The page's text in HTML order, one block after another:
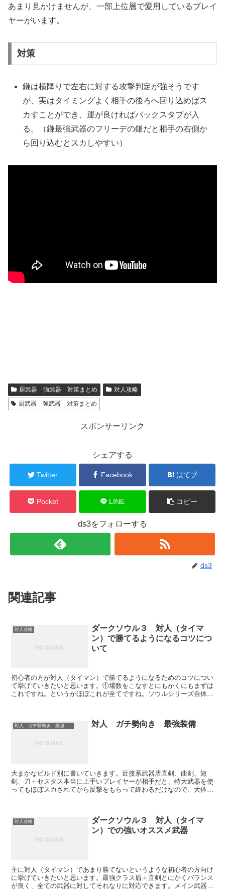
あまり見かけませんが、一部上位層で愛用しているプレイ
ヤーがいます。
対策
鎌は横降りで左右に対する攻撃判定が強そうです
が、実はタイミングよく相手の後ろへ回り込めばス
カすことができ、運が良ければバックスタブが入
る。（鎌最強武器のフリーデの鎌だと相手の右側か
ら回り込むとスカしやすい）
厨武器 強武器 対策まとめ
対人攻略
厨武器 強武器 対策まとめ
スポンサーリンク
シェアする
Twitter Facebook はてブ
Pocket LINE コピー
ds3をフォローする
ds3
関連記事
対人攻略
ダークソウル３ 対人（タイマ
ン）で勝てるようになるコツにつ
いて
初心者の方が対人（タイマン）で勝てるようになるためのコツについ
て挙げていきたいと思います。①場数をこなすとにもかくにもまずは
これですね。というかほぼこれが全てですね。ソウルシリーズ自体初
対人 ガチ勢向き 最強装備 対人 ガチ勢向き 最強装備
大まかなビルド別に書いていきます。近接系武器盾直剣、曲剣、短
剣、刀＋セスタス本当に上手いプレイヤーが相手だと、特大武器を使
ってもほぼスカされてから反撃をもらって終わるだけなので、大体上
対人攻略
ダークソウル３ 対人（タイマ
ン）での強いオススメ武器
主に対人（タイマン）であまり勝てないというような初心者の方向け
に挙げていきたいと思います。最強クラス盾＋直剣とにかくバランス
が良く、全ての武器に対してそれなりに対応できます。メイン武器の